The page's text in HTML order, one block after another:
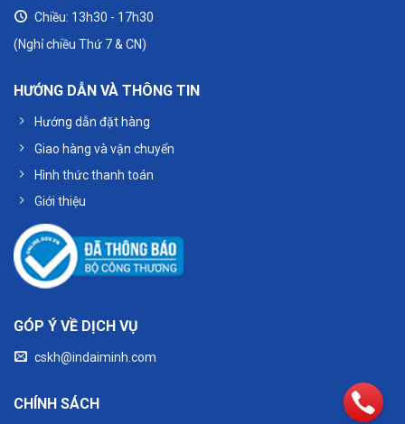
Chiều: 13h30 - 17h30
(Nghỉ chiều Thứ 7 & CN)
HƯỚNG DẪN VÀ THÔNG TIN
Hướng dẫn đặt hàng
Giao hàng và vận chuyển
Hình thức thanh toán
Giới thiệu
GÓP Ý VỀ DỊCH VỤ
cskh@indaiminh.com
CHÍNH SÁCH